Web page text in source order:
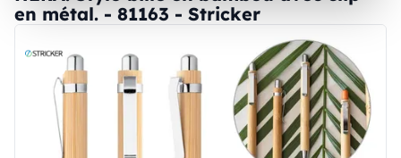
en métal. - 81163 - Stricker